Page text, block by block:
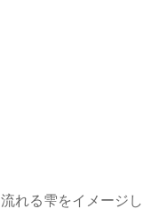
流れる雫をイメージ